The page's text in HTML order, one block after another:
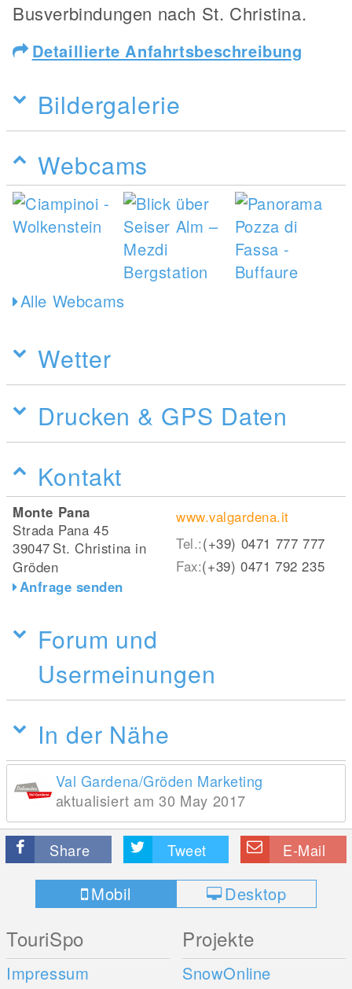
Busverbindungen nach St. Christina.
Detaillierte Anfahrtsbeschreibung
Bildergalerie
Webcams
Alle Webcams
Wetter
Drucken & GPS Daten
Kontakt
Monte Pana
Strada Pana 45
39047 St. Christina in
Gröden
Anfrage senden
www.valgardena.it
Tel.:(+39) 0471 777 777
Fax:(+39) 0471 792 235
Forum und
Usermeinungen
In der Nähe
Val Gardena/Gröden Marketing
aktualisiert am 30 May 2017
Share Tweet E-Mail
Mobil Desktop
TouriSpo
Impressum
Projekte
SnowOnline